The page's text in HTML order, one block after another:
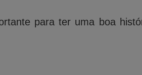
para ter uma boa